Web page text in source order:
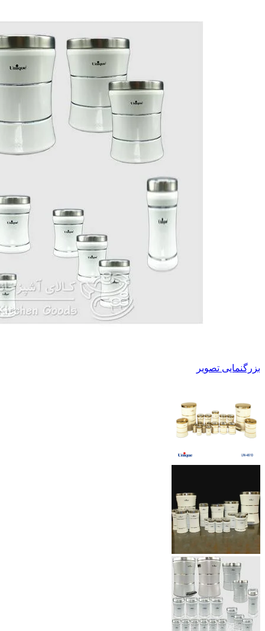
بزرگنمایی تصویر